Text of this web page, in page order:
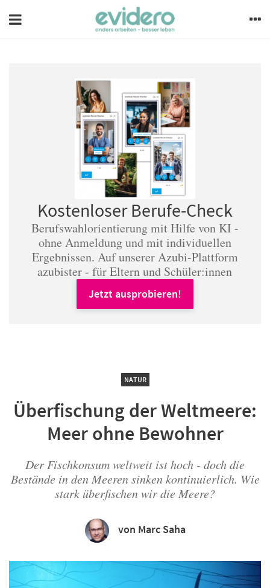
Kostenloser Berufe-Check
Berufswahlorientierung mit Hilfe von KI -
ohne Anmeldung und mit individuellen
Ergebnissen. Auf unserer Azubi-Plattform
azubister - für Eltern und Schüler:innen
Jetzt ausprobieren!
NATUR
Überfischung der Weltmeere:
Meer ohne Bewohner
Der Fischkonsum weltweit ist hoch - doch die
Bestände in den Meeren sinken kontinuierlich. Wie
stark überfischen wir die Meere?
von Marc Saha